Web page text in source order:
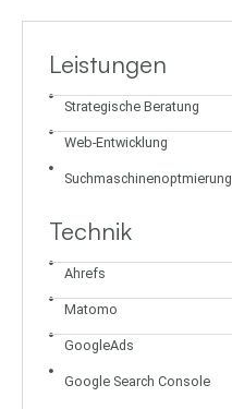
Leistungen
Strategische Beratung
Web-Entwicklung
Suchmaschinenoptmierung
Technik
Ahrefs
Matomo
GoogleAds
Google Search Console